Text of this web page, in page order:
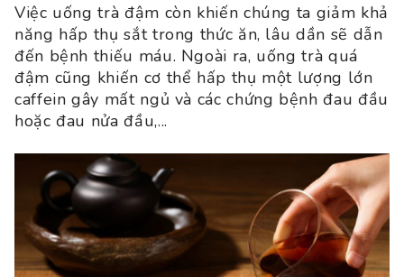
Việc uống trà đậm còn khiến chúng ta giảm khả
năng hấp thụ sắt trong thức ăn, lâu dần sẽ dẫn
đến bệnh thiếu máu. Ngoài ra, uống trà quá
đậm cũng khiến cơ thể hấp thụ một lượng lớn
caffein gây mất ngủ và các chứng bệnh đau đầu
hoặc đau nửa đầu,...